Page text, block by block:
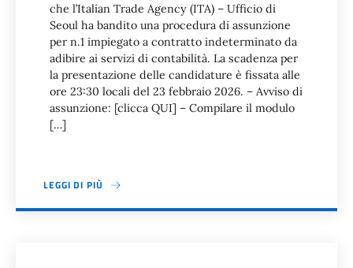
che l’Italian Trade Agency (ITA) – Ufficio di
Seoul ha bandito una procedura di assunzione
per n.1 impiegato a contratto indeterminato da
adibire ai servizi di contabilità. La scadenza per
la presentazione delle candidature è fissata alle
ore 23:30 locali del 23 febbraio 2026. – Avviso di
assunzione: [clicca QUI] – Compilare il modulo
[…]
LEGGI DI PIÙ